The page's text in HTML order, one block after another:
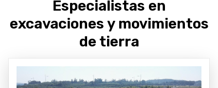
Especialistas en
excavaciones y movimientos
de tierra